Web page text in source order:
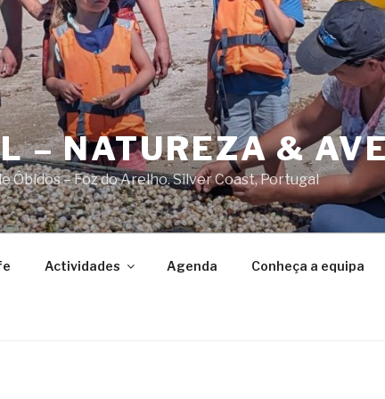
– NATUREZA &
Óbidos – Foz do Arelho. Silver Coast, Portugal
Actividades Agenda Conheça a equipa